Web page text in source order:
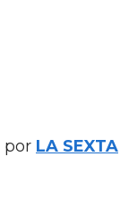
por LA SEXTA